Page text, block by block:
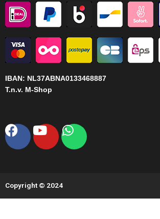
IBAN: NL37ABNA0133468887
T.n.v. M-Shop
Facebook
YoutubeWhatsapp
Copyright © 2024